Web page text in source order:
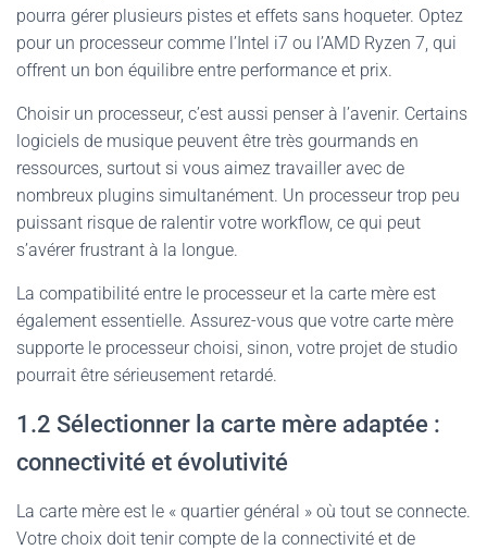
pourra gérer plusieurs pistes et effets sans hoqueter. Optez
pour un processeur comme l’Intel i7 ou l’AMD Ryzen 7, qui
offrent un bon équilibre entre performance et prix.
Choisir un processeur, c’est aussi penser à l’avenir. Certains
logiciels de musique peuvent être très gourmands en
ressources, surtout si vous aimez travailler avec de
nombreux plugins simultanément. Un processeur trop peu
puissant risque de ralentir votre workflow, ce qui peut
s’avérer frustrant à la longue.
La compatibilité entre le processeur et la carte mère est
également essentielle. Assurez-vous que votre carte mère
supporte le processeur choisi, sinon, votre projet de studio
pourrait être sérieusement retardé.
1.2 Sélectionner la carte mère adaptée :
connectivité et évolutivité
La carte mère est le « quartier général » où tout se connecte.
Votre choix doit tenir compte de la connectivité et de